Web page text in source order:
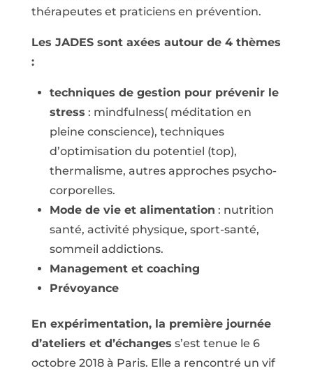
thérapeutes et praticiens en prévention.
Les JADES sont axées autour de 4 thèmes
:
techniques de gestion pour prévenir le
stress : mindfulness( méditation en
pleine conscience), techniques
d’optimisation du potentiel (top),
thermalisme, autres approches psycho-
corporelles.
Mode de vie et alimentation : nutrition
santé, activité physique, sport-santé,
sommeil addictions.
Management et coaching
Prévoyance
En expérimentation, la première journée
d’ateliers et d’échanges s’est tenue le 6
octobre 2018 à Paris. Elle a rencontré un vif